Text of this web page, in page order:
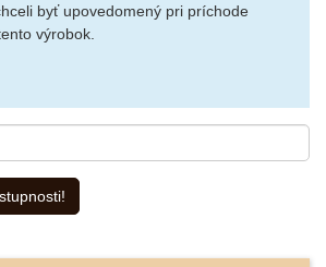
byť upovedomený pri príchode
výrobok.